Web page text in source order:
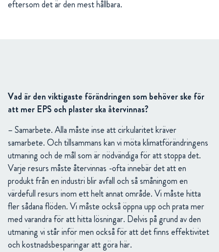
eftersom det är den mest hållbara.
Vad är den viktigaste förändringen som behöver ske för
att mer EPS och plaster ska återvinnas?
– Samarbete. Alla måste inse att cirkularitet kräver
samarbete. Och tillsammans kan vi möta klimatförändringens
utmaning och de mål som är nödvändiga för att stoppa det.
Varje resurs måste återvinnas -ofta innebär det att en
produkt från en industri blir avfall och så småningom en
värdefull resurs inom ett helt annat område. Vi måste hitta
fler sådana flöden. Vi måste också öppna upp och prata mer
med varandra för att hitta lösningar. Delvis på grund av den
utmaning vi står inför men också för att det finns effektivitet
och kostnadsbesparingar att göra här.